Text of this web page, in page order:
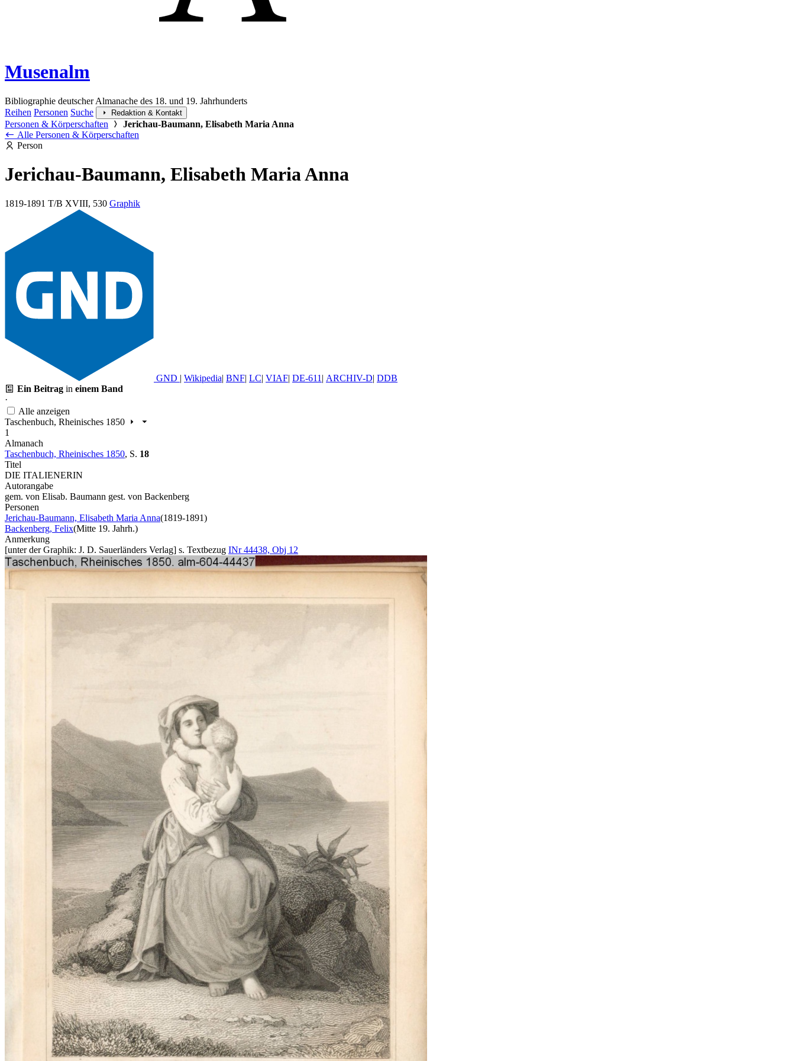
Musenalm
Bibliographie deutscher Almanache des 18. und 19. Jahrhunderts
Reihen Personen Suche Redaktion & Kontakt
Personen & Körperschaften
Jerichau-Baumann, Elisabeth Maria Anna
Alle Personen & Körperschaften
Person
Jerichau-Baumann, Elisabeth Maria Anna
1819-1891 T/B XVIII, 530 Graphik
GND | Wikipedia| BNF| LC| VIAF| DE-611 | ARCHIV-D| DDB
Ein Beitrag in einem Band
·
Alle anzeigen
Taschenbuch, Rheinisches 1850
1
Almanach
Taschenbuch, Rheinisches 1850, S. 18
Titel
DIE ITALIENERIN
Autorangabe
gem. von Elisab. Baumann gest. von Backenberg
Personen
Jerichau-Baumann, Elisabeth Maria Anna(1819-1891)
Backenberg, Felix(Mitte 19. Jahrh.)
Anmerkung
[unter der Graphik: J. D. Sauerländers Verlag] s. Textbezug INr 44438, Obj 12